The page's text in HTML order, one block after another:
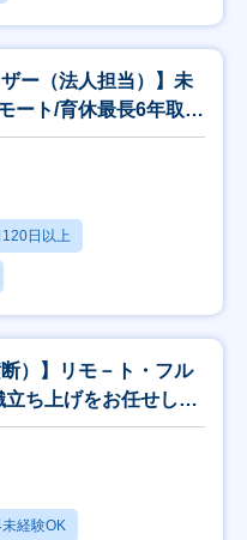
ー（法人担当）】未
ート/育休最長6年取得
日以上
）】リモ－ト・フル
ち上げをお任せしま
経験OK